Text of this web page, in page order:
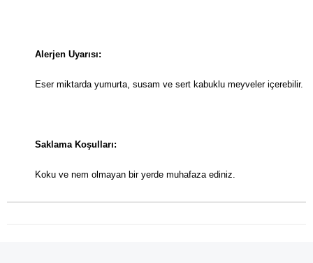
Alerjen Uyarısı:
Eser miktarda yumurta, susam ve sert kabuklu meyveler içerebilir.
Saklama Koşulları:
Koku ve nem olmayan bir yerde muhafaza ediniz.